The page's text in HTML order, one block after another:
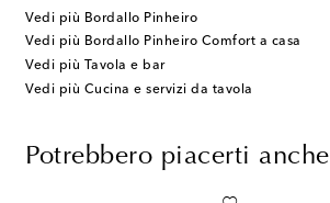
Vedi più Bordallo Pinheiro
Vedi più Bordallo Pinheiro Comfort a casa
Vedi più Tavola e bar
Vedi più Cucina e servizi da tavola
Potrebbero piacerti anche